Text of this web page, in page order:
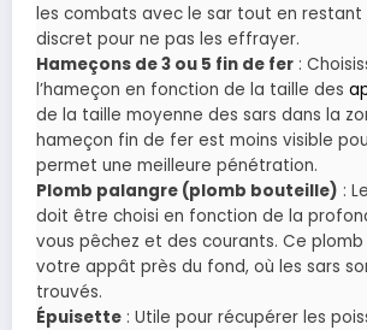
les combats avec le sar tout en
discret pour ne pas les effrayer.
Hameçons de 3 ou 5 fin de fer :
l’hameçon en fonction de la taille des
de la taille moyenne des sars dans la
hameçon fin de fer est moins visible
permet une meilleure pénétration.
Plomb palangre (plomb bouteille) :
doit être choisi en fonction de la
vous pêchez et des courants. Ce
votre appât près du fond, où les sars
trouvés.
Épuisette : Utile pour récupérer les